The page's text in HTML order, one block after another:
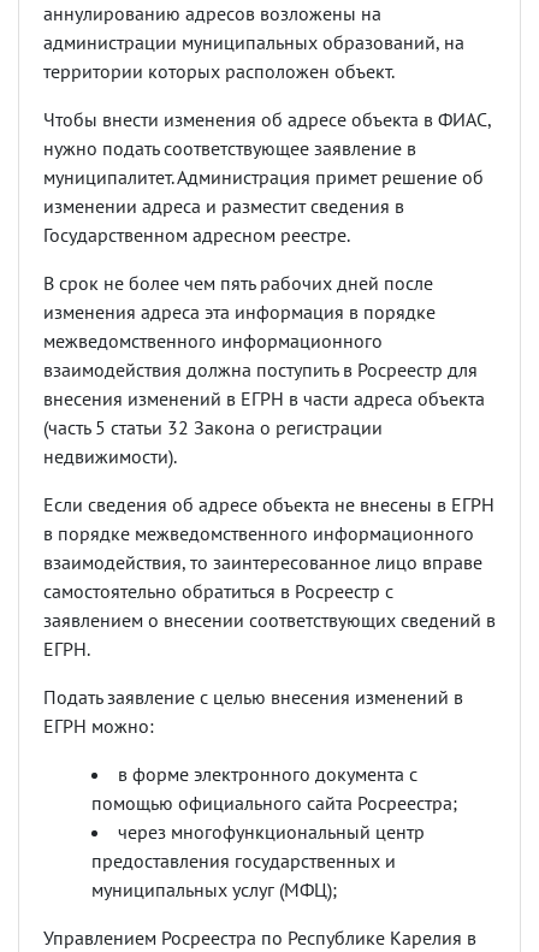
аннулированию адресов возложены на
администрации муниципальных образований, на
территории которых расположен объект.
Чтобы внести изменения об адресе объекта в ФИАС,
нужно подать соответствующее заявление в
муниципалитет. Администрация примет решение об
изменении адреса и разместит сведения в
Государственном адресном реестре.
В срок не более чем пять рабочих дней после
изменения адреса эта информация в порядке
межведомственного информационного
взаимодействия должна поступить в Росреестр для
внесения изменений в ЕГРН в части адреса объекта
(часть 5 статьи 32 Закона о регистрации
недвижимости).
Если сведения об адресе объекта не внесены в ЕГРН
в порядке межведомственного информационного
взаимодействия, то заинтересованное лицо вправе
самостоятельно обратиться в Росреестр с
заявлением о внесении соответствующих сведений в
ЕГРН.
Подать заявление с целью внесения изменений в
ЕГРН можно:
в форме электронного документа с
помощью официального сайта Росреестра;
через многофункциональный центр
предоставления государственных и
муниципальных услуг (МФЦ);
Управлением Росреестра по Республике Карелия в